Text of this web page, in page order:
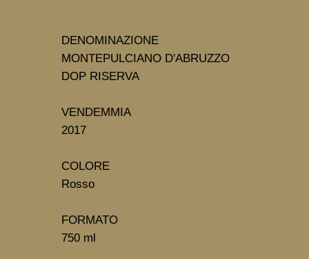
DENOMINAZIONE
MONTEPULCIANO D'ABRUZZO
DOP RISERVA
VENDEMMIA
2017
Rosso
FORMATO
750 ml